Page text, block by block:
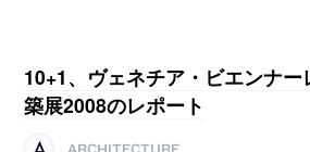
10+1、ヴェネチア・ビエンナー
築展2008のレポート
ARCHITECTURE